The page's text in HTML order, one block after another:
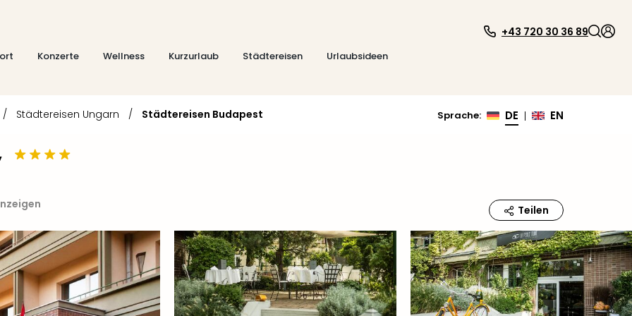
Konzerte Wellness Kurzurlaub Städtereisen Urlaubsideen
+43 720 30 36 89
/ Städtereisen Ungarn / Städtereisen Budapest Sprache: DE | EN
Teilen